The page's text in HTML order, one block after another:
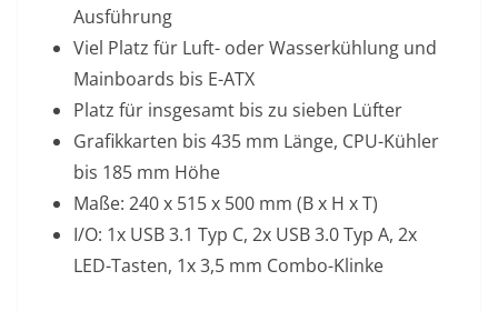
Ausführung
Viel Platz für Luft- oder Wasserkühlung und
Mainboards bis E-ATX
Platz für insgesamt bis zu sieben Lüfter
Grafikkarten bis 435 mm Länge, CPU-Kühler
bis 185 mm Höhe
Maße: 240 x 515 x 500 mm (B x H x T)
I/O: 1x USB 3.1 Typ C, 2x USB 3.0 Typ A, 2x
LED-Tasten, 1x 3,5 mm Combo-Klinke